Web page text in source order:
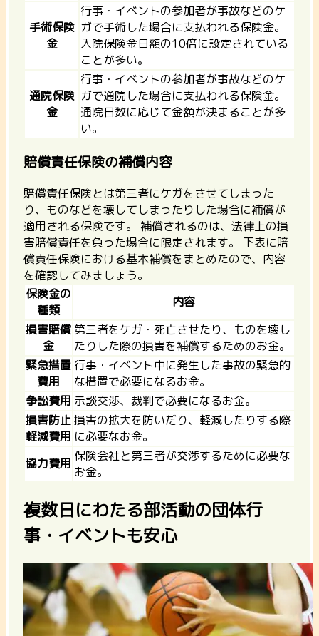
手術保険
金
行事・イベントの参加者が事故などのケ
ガで手術した場合に支払われる保険金。
入院保険金日額の10倍に設定されている
ことが多い。
通院保険
金
行事・イベントの参加者が事故などのケ
ガで通院した場合に支払われる保険金。
通院日数に応じて金額が決まることが多
い。
賠償責任保険の補償内容
賠償責任保険とは第三者にケガをさせてしまった
り、ものなどを壊してしまったりした場合に補償が
適用される保険です。 補償されるのは、法律上の損
害賠償責任を負った場合に限定されます。 下表に賠
償責任保険における基本補償をまとめたので、内容
を確認してみましょう。
保険金の
種類
内容
損害賠償
金
第三者をケガ・死亡させたり、ものを壊し
たりした際の損害を補償するためのお金。
緊急措置
費用
行事・イベント中に発生した事故の緊急的
な措置で必要になるお金。
争訟費用 示談交渉、裁判で必要になるお金。
損害防止
軽減費用
損害の拡大を防いだり、軽減したりする際
に必要なお金。
協力費用 保険会社と第三者が交渉するために必要な
お金。
複数日にわたる部活動の団体行
事・イベントも安心